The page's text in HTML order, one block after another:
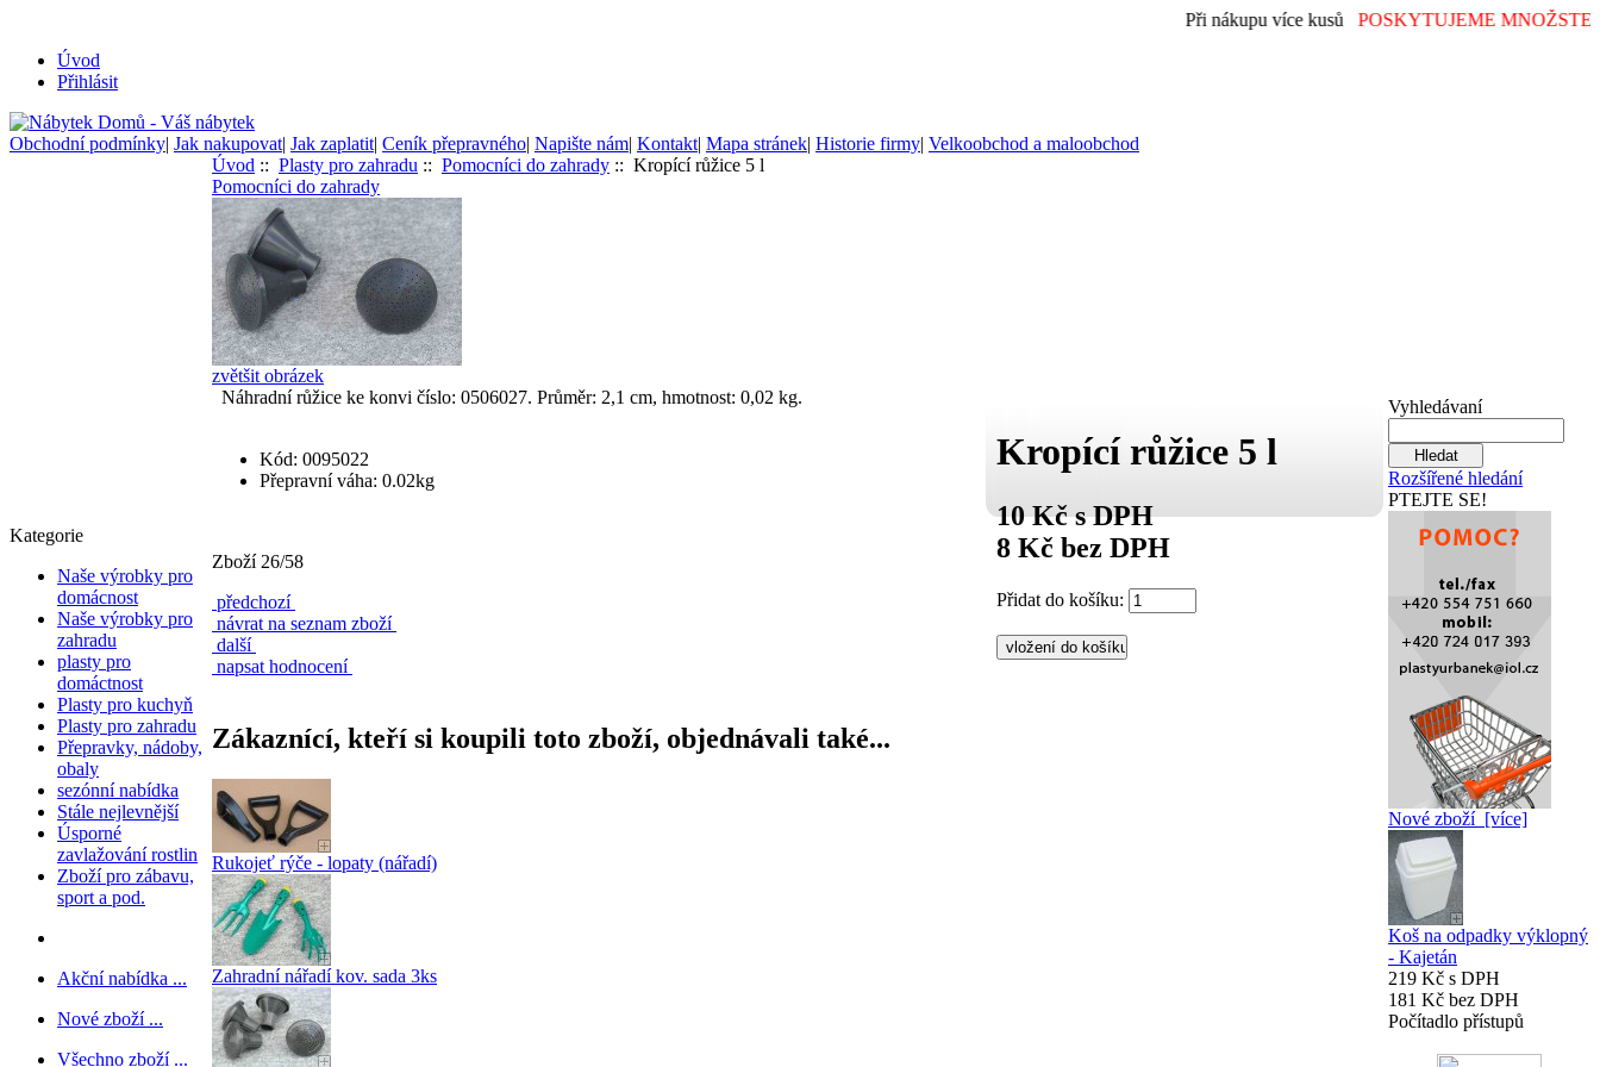
Při nákupu více kusůPOSKYTUJEME
Úvod
Přihlásit
Obchodní podmínky| Jak nakupovat| Jak zaplatit| Ceník přepravného| Napište nám| Kontakt| Mapa stránek| Historie firmy| Velkoobchod a maloobchod
Kategorie
Naše výrobky pro
domácnost
Naše výrobky pro
zahradu
plasty pro
domáctnost
Plasty pro kuchyň
Plasty pro zahradu
Přepravky, nádoby,
obaly
sezónní nabídka
Stále nejlevnější
Úsporné
zavlažování rostlin
Zboží pro zábavu,
sport a pod.
Akční nabídka ...
Nové zboží ...
Všechno zboží ...
Úvod :: Plasty pro zahradu :: Pomocníci do zahrady :: Kropící růžice 5 l
Pomocníci do zahrady
zvětšit obrázek
Kropící růžice 5 l
10 Kč s DPH
8 Kč bez DPH
Přidat do košíku:
Náhradní růžice ke konvi číslo: 0506027. Průměr: 2,1 cm, hmotnost: 0,02 kg.
Kód: 0095022
Přepravní váha: 0.02kg
Zboží 26/58
předchozí
návrat na seznam zboží
další
napsat hodnocení
Zákaznící, kteří si koupili toto zboží, objednávali také...
Rukojeť rýče - lopaty (nářadí)
Zahradní nářadí kov. sada 3ks
Vyhledávaní
Rozšířené hledání
PTEJTE SE!
Nové zboží [více]
Koš na odpadky výklopný
- Kajetán
219 Kč s DPH
181 Kč bez DPH
Počítadlo přístupů